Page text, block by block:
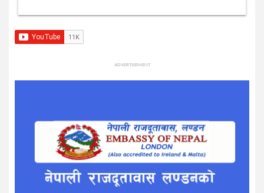
ADVERTISEMENT